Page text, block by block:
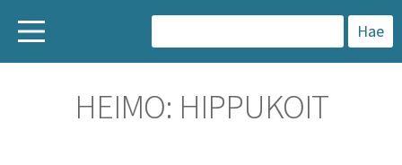
a
k
HEIMO: HIPPUKOIT